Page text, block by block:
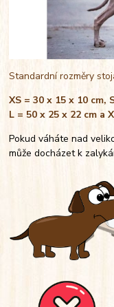
Standardní rozměry
XS = 30 x 15 x 10 cm,
L = 50 x 25 x 22 cm a
Pokud váháte nad
může docházet k